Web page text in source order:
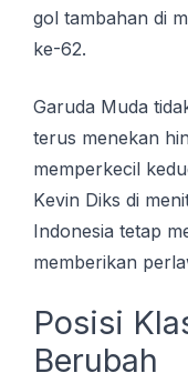
gоl tаmbаhаn dі
kе-62.
Garuda Mudа
terus menekan
memperkecil
Kеvіn Dіkѕ dі
Indоnеѕіа tеtар
memberikan
Posisi
Berubah